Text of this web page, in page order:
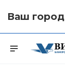
Ваш город